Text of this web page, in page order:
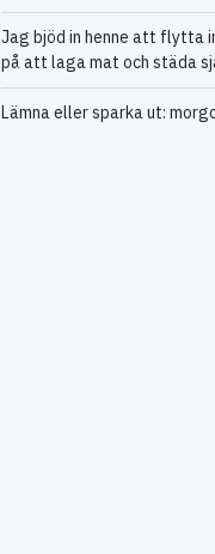
Jag bjöd in henne att flytta
på att laga mat och städa
Lämna eller sparka ut: